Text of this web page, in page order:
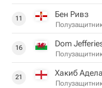
11 Бен Ривз
16 Dom
21 Хакиб